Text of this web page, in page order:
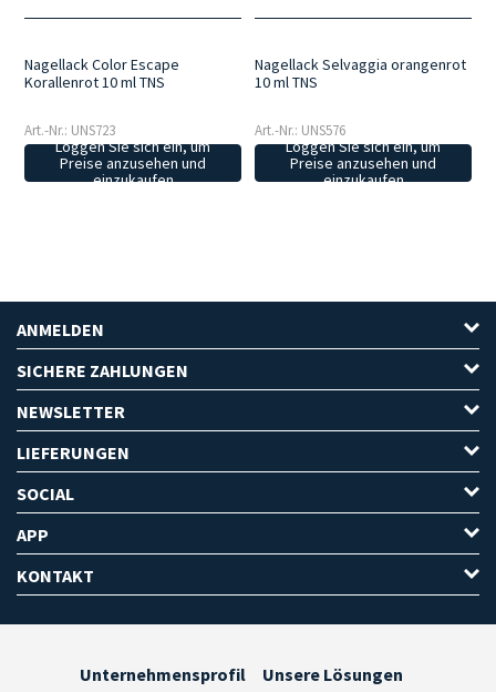
Nagellack Color Escape
Korallenrot 10 ml TNS
Art.-Nr.: UNS723
Loggen Sie sich ein, um
Preise anzusehen und
einzukaufen
Nagellack Selvaggia orangenrot
10 ml TNS
Art.-Nr.: UNS576
Loggen Sie sich ein, um
Preise anzusehen und
einzukaufen
ANMELDEN
SICHERE ZAHLUNGEN
NEWSLETTER
LIEFERUNGEN
SOCIAL
APP
KONTAKT
Unternehmensprofil Unsere Lösungen